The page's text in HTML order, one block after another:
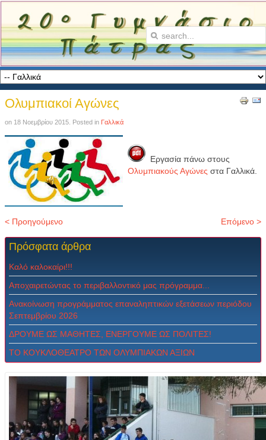
Ολυμπιακοί Αγώνες
on 18 Νοεμβρίου 2015 . Posted in Γαλλικά
Εργασία πάνω στους
Ολυμπιακούς Αγώνες στα Γαλλικά.
< Προηγούμενο Επόμενο >
Πρόσφατα άρθρα
Καλό καλοκαίρι!!!
Αποχαιρετώντας το περιβαλλοντικό μας πρόγραμμα...
Ανακοίνωση προγράμματος επαναληπτικών εξετάσεων περιόδου
Σεπτεμβρίου 2026
ΔPOYME ΩΣ MAΘHTEΣ, ENEPΓOYME ΩΣ ΠOΛITEΣ!
ΤΟ ΚΟΥΚΛΟΘΕΑΤΡΟ ΤΩΝ ΟΛΥΜΠΙΑΚΩΝ ΑΞΙΩΝ